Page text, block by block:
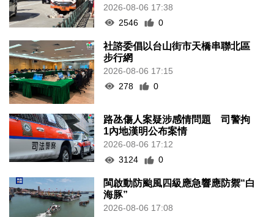
2026-08-06 17:38
2546
0
社諮委倡以台山街市天橋串聯北區
步行網
2026-08-06 17:15
278
0
路氹傷人案疑涉感情問題 司警拘
1內地漢明公布案情
2026-08-06 17:12
3124
0
閩啟動防颱風四級應急響應防禦“白
海豚”
2026-08-06 17:08